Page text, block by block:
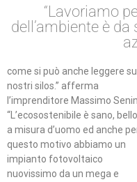
“Lavoriamo
dell’ambiente è
come si può anche leggere
nostri silos.” afferma
l’imprenditore Massimo
“L’ecosostenibile è sano,
a misura d’uomo ed anche
questo motivo abbiamo un
impianto fotovoltaico
nuovissimo da un mega e
l’efficienza
puntando alla riduzione dei
consumi energetici di
nuovi ed esistenti e
miglioramento del
abitativo degli occupanti. Le
case del futuro, infatti, saranno
sempre più costruite con